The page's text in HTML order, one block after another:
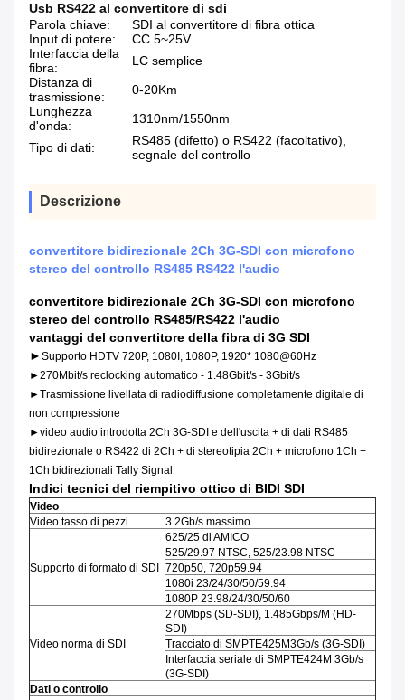
Usb RS422 al convertitore di sdi
Parola chiave:
SDI al convertitore di fibra ottica
Input di potere:
CC 5~25V
Interfaccia della
fibra:
LC semplice
Distanza di
trasmissione:
0-20Km
Lunghezza
d'onda:
1310nm/1550nm
Tipo di dati:
RS485 (difetto) o RS422 (facoltativo),
segnale del controllo
Descrizione
convertitore bidirezionale 2Ch 3G-SDI con microfono
stereo del controllo RS485 RS422 l'audio
convertitore bidirezionale 2Ch 3G-SDI con microfono
stereo del controllo RS485/RS422 l'audio
vantaggi del convertitore della fibra di 3G SDI
► Supporto HDTV 720P, 1080I, 1080P, 1920* 1080@60Hz
►270Mbit/s reclocking automatico - 1.48Gbit/s - 3Gbit/s
►Trasmissione livellata di radiodiffusione completamente digitale di
non compressione
►video audio introdotta 2Ch 3G-SDI e dell'uscita + di dati RS485
bidirezionale o RS422 di 2Ch + di stereotipia 2Ch + microfono 1Ch +
1Ch bidirezionali Tally Signal
Indici tecnici del riempitivo ottico di BIDI SDI
Video
Video tasso di pezzi
3.2Gb/s massimo
Supporto di formato di SDI
625/25 di AMICO
525/29.97 NTSC, 525/23.98 NTSC
720p50, 720p59.94
1080i 23/24/30/50/59.94
1080P 23.98/24/30/50/60
Video norma di SDI
270Mbps (SD-SDI), 1.485Gbps/M (HD-
SDI)
Tracciato di SMPTE425M3Gb/s (3G-SDI)
Interfaccia seriale di SMPTE424M 3Gb/s
(3G-SDI)
Dati o controllo